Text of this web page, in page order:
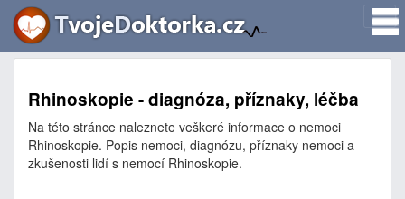
Rhinoskopie - diagnóza, příznaky, léčba
Na této stránce naleznete veškeré informace o nemoci
Rhinoskopie. Popis nemoci, diagnózu, příznaky nemoci a
zkušenosti lidí s nemocí Rhinoskopie.